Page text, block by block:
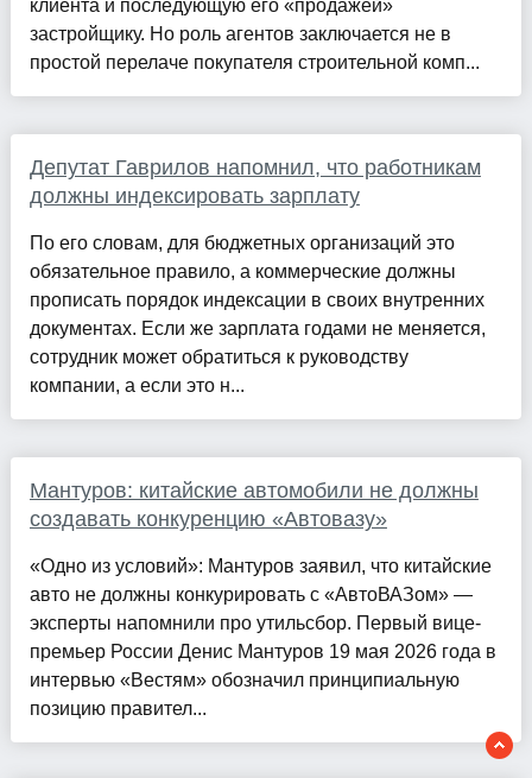
клиента и последующую его «продажей»
застройщику. Но роль агентов заключается не в
простой перелаче покупателя строительной комп...
Депутат Гаврилов напомнил, что работникам
должны индексировать зарплату
По его словам, для бюджетных организаций это
обязательное правило, а коммерческие должны
прописать порядок индексации в своих внутренних
документах. Если же зарплата годами не меняется,
сотрудник может обратиться к руководству
компании, а если это н...
Мантуров: китайские автомобили не должны
создавать конкуренцию «Автовазу»
«Одно из условий»: Мантуров заявил, что китайские
авто не должны конкурировать с «АвтоВАЗом» —
эксперты напомнили про утильсбор. Первый вице-
премьер России Денис Мантуров 19 мая 2026 года в
интервью «Вестям» обозначил принципиальную
позицию правител...